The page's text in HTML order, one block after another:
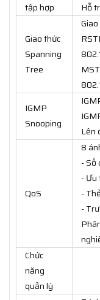
tập hợp
Hỗ
Giao thức
Spanning
Tree
IGMP
Snooping
Lên
QoS
8
- Số
- Ưu
-
-
Chức
năng
quản lý